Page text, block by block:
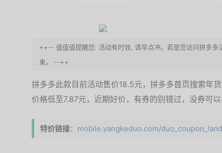
++-- 值值值提醒您: 活动有时效, 请早点冲。若是您访问拼多多
束。 --++
拼多多此款目前活动售价18.5元，拼多多首页搜索年
价格低至7.87元，近期好价，有券的别错过，没券可
特价链接： mobile.yangkeduo.com/